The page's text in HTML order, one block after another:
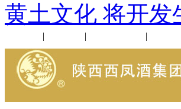
黄土文化 将开发
| | |